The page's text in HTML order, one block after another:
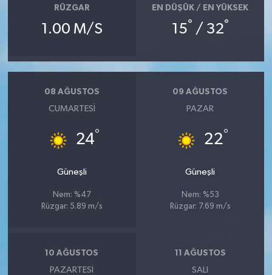
RÜZGAR
1.00 M/S
EN DÜŞÜK / EN YÜKSEK
15° / 32°
08 AĞUSTOS
CUMARTESI
24°
Güneşli
Nem: %47
Rüzgar: 5.89 m/s
09 AĞUSTOS
PAZAR
22°
Güneşli
Nem: %53
Rüzgar: 7.69 m/s
10 AĞUSTOS
PAZARTESI
11 AĞUSTOS
SALI